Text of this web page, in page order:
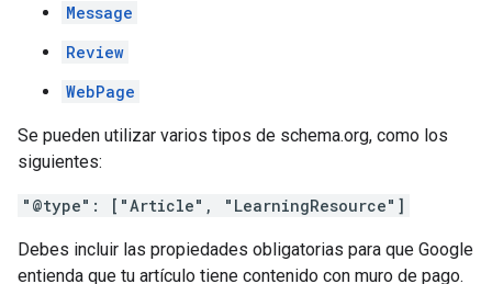
Message
Review
WebPage
Se pueden utilizar varios tipos de schema.org, como los
siguientes:
"@type": ["Article", "LearningResource"]
Debes incluir las propiedades obligatorias para que Google
entienda que tu artículo tiene contenido con muro de pago.